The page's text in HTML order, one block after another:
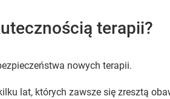
terapii?
nowych terapii.
lat, których zawsze się zresztą